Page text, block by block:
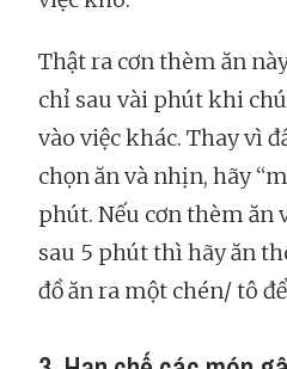
Thật ra cơn thèm ăn
chỉ sau vài phút khi
vào việc khác. Thay vì
chọn ăn và nhịn, hãy
phút. Nếu cơn thèm ăn
sau 5 phút thì hãy ăn
đồ ăn ra một chén/ tô